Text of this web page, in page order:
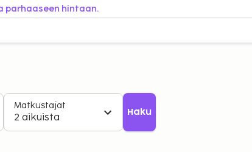
parhaaseen hintaan.
Matkustajat
2 aikuista Haku